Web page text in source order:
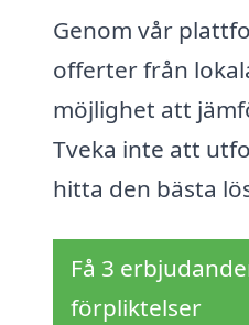
Genom vår
offerter från
möjlighet att
Tveka inte att
hitta den bästa
Få 3
förpliktelser